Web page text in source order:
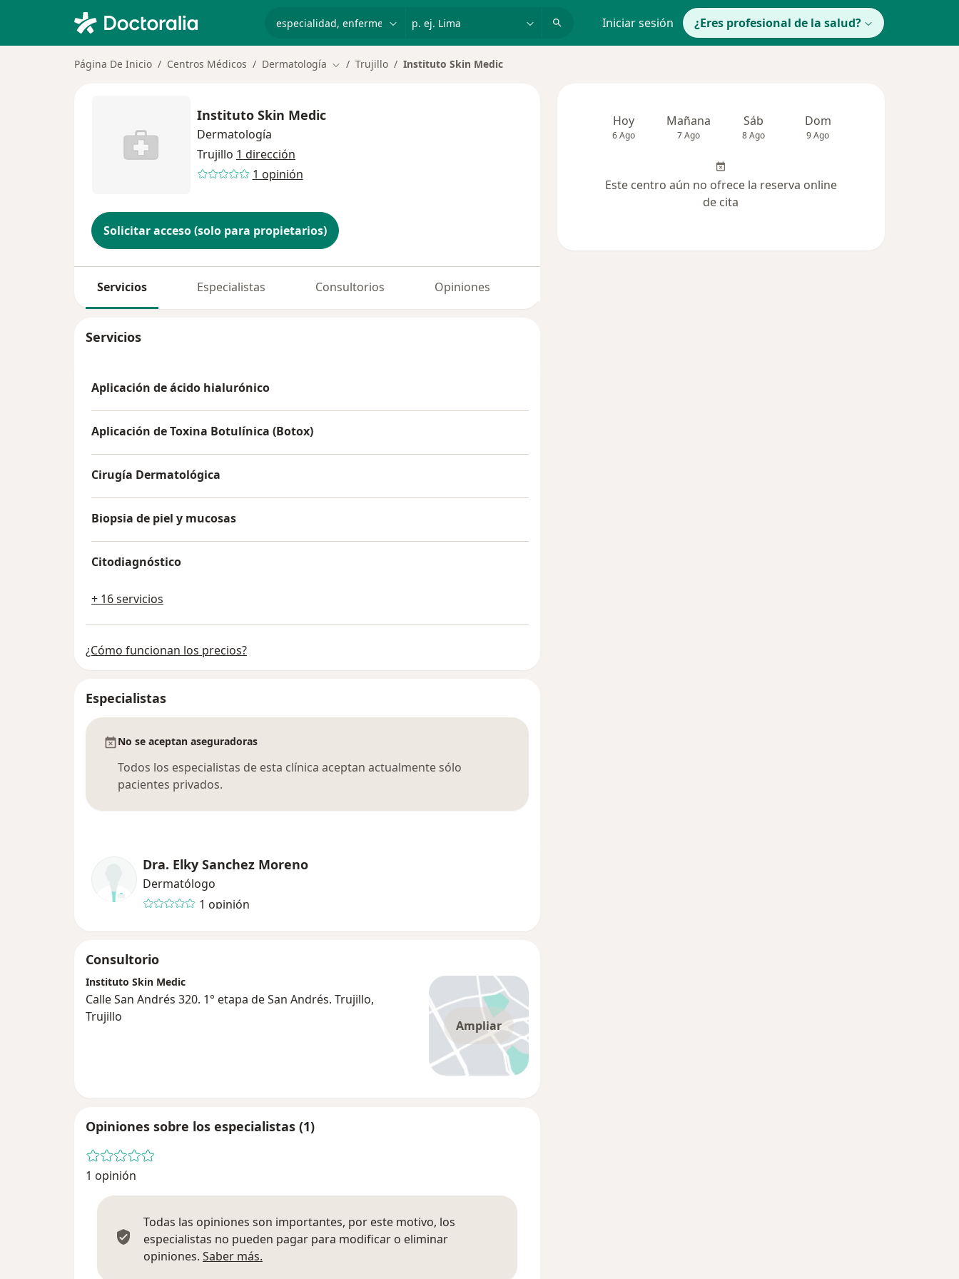
Iniciar sesión ¿Eres profesional de la salud?
Página De Inicio Centros Médicos Dermatología Cambiar de ciudad
Trujillo Instituto Skin Medic
Instituto Skin Medic
Dermatología
Trujillo 1 dirección
1 opinión
Solicitar acceso (solo para propietarios)
Servicios Especialistas Consultorios Opiniones
Servicios
Aplicación de ácido hialurónico
Aplicación de Toxina Botulínica (Botox)
Cirugía Dermatológica
Biopsia de piel y mucosas
Citodiagnóstico
+ 16 servicios
¿Cómo funcionan los precios?
Especialistas
No se aceptan aseguradoras
Todos los especialistas de esta clínica aceptan actualmente sólo
pacientes privados.
Dra. Elky Sanchez Moreno
Dermatólogo
1 opinión
Consultorio
Ampliar
Instituto Skin Medic
Calle San Andrés 320. 1° etapa de San Andrés. Trujillo,
Trujillo
Opiniones sobre los especialistas (1)
1 opinión
Todas las opiniones son importantes, por este motivo, los
especialistas no pueden pagar para modificar o eliminar
opiniones. Saber más.
Hoy
6 Ago
Mañana
7 Ago
Sáb
8 Ago
Dom
9 Ago
Este centro aún no ofrece la reserva online
de cita